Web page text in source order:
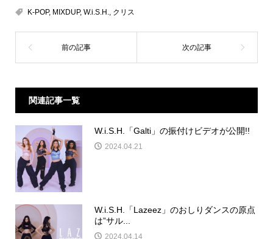
K-POP, MIXDUP, W.i.S.H. クリス
関連記事一覧
W.i.S.H.「Galti」の振付けビデオが公開!!
2024.04.21
W.i.S.H.「Lazeez」のおしりダンスの原点
は”サル...
2024.04.14